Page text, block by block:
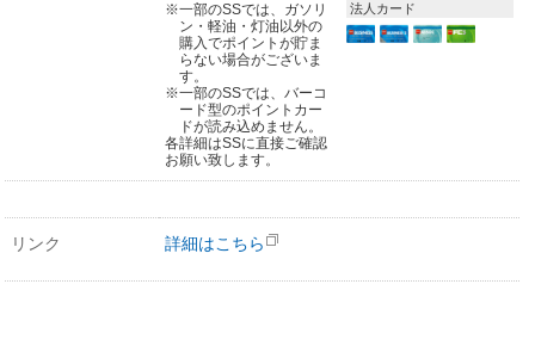
※一部のSSでは、ガソリ
ン・軽油・灯油以外の
購入でポイントが貯ま
らない場合がございま
す。
※一部のSSでは、バーコ
ード型のポイントカー
ドが読み込めません。
各詳細はSSに直接ご確認
お願い致します。
法人カード
リンク 詳細はこちら